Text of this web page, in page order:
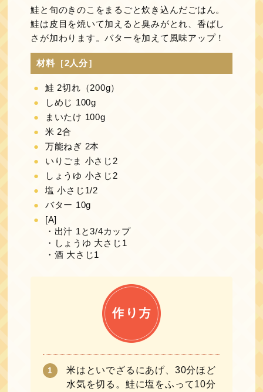
鮭と旬のきのこをまるごと炊き込んだごはん。
鮭は皮目を焼いて加えると臭みがとれ、香ばし
さが加わります。バターを加えて風味アップ！
材料［2人分］
鮭 2切れ（200g）
しめじ 100g
まいたけ 100g
米 2合
万能ねぎ 2本
いりごま 小さじ2
しょうゆ 小さじ2
塩 小さじ1/2
バター 10g
[A]
・出汁 1と3/4カップ
・しょうゆ 大さじ1
・酒 大さじ1
米はといでざるにあげ、30分ほど
水気を切る。鮭に塩をふって10分